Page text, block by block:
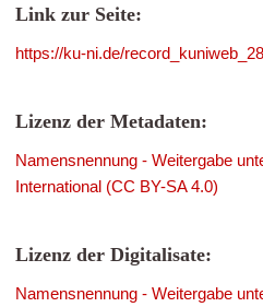
Link zur Seite:
https://ku-ni.de/
Lizenz der Metadaten:
Namensnennung - Weitergabe
International (CC BY-SA 4.0)
Lizenz der Digitalisate:
Namensnennung - Weitergabe